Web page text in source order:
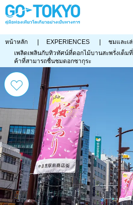
หน้าหลัก EXPERIENCES ชมและเ
เพลิดเพลินกับทิวทัศน์ที่ดอกไม้บานสะพรั่งเต็ม
ค้าที่สามารถชื่นชมดอกซากุระ